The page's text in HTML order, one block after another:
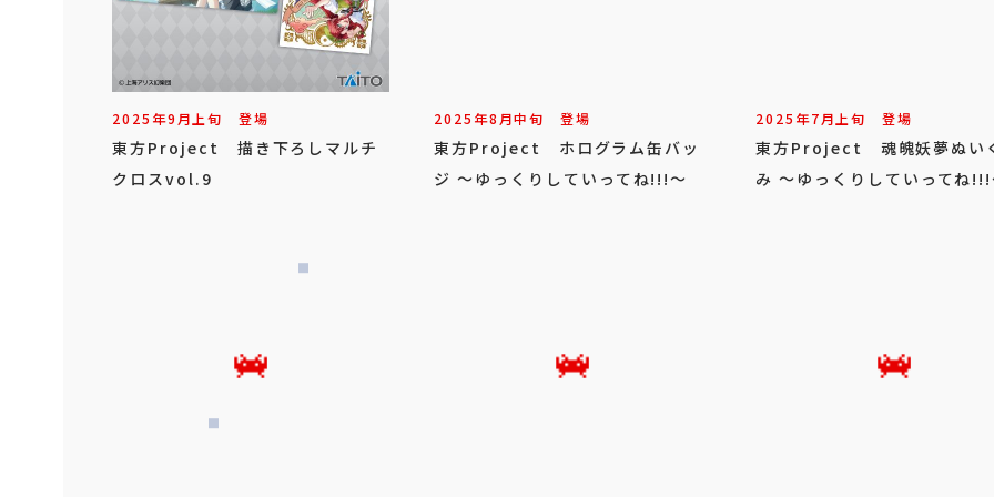
2025年9月上旬 登場
東方Project 描き下ろしマルチ
クロスvol.9
2025年8月中旬 登場
東方Project ホログラム缶バッ
ジ ～ゆっくりしていってね!!!～
2025年7月上旬 登場
東方Project 魂魄妖夢ぬい
み ～ゆっくりしていってね!!!